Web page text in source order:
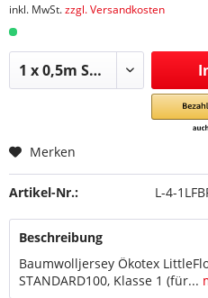
inkl. MwSt.zzgl. Versandkosten
Merken
Artikel-Nr.: L-4-
Beschreibung
Baumwolljersey Ökotex
STANDARD100, Klasse 1 (für...